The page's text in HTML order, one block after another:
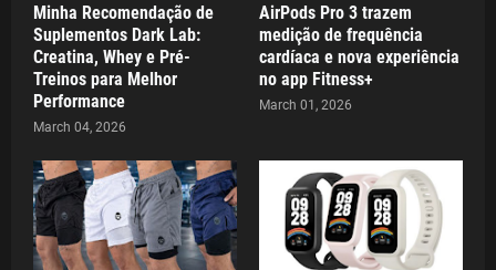
Minha Recomendação de
Suplementos Dark Lab:
Creatina, Whey e Pré-
Treinos para Melhor
Performance
March 04, 2026
AirPods Pro 3 trazem
medição de frequência
cardíaca e nova experiência
no app Fitness+
March 01, 2026